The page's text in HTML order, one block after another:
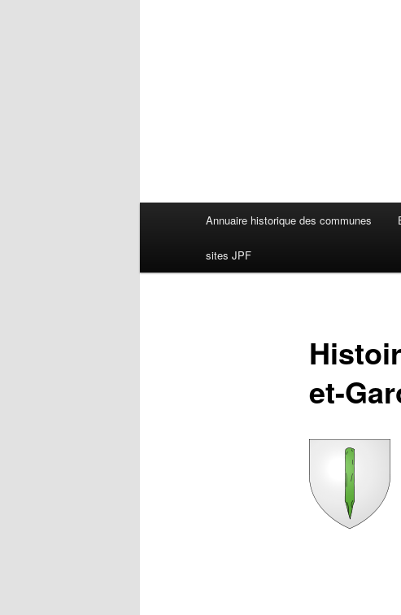
principal
Annuaire historique des communes
sites JPF
et-